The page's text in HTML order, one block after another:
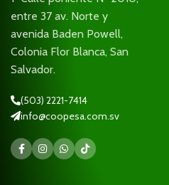
entre 37 av. Norte y
avenida Baden Powell,
Colonia Flor Blanca, San
Salvador.
(503) 2221-7414
info@coopesa.com.sv